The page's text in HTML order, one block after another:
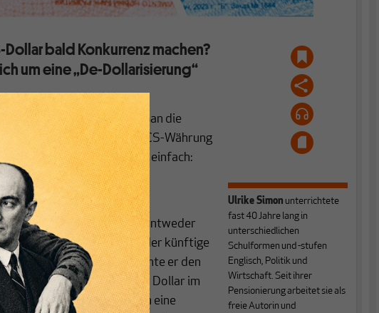
bald Konkurrenz machen?
um eine „De-Dollarisierung“
Oktober beim Gipfel in Kasan die
ob es bald eine BRICS-Währung
die kurze Antwort ist einfach:
nie.
Ablösung des Dollars als
Thema und wird entweder
Selbst der künftige
zu machen. Auf Xdrohte er den
sollten sie versuchen, den Dollar im
von diesen Staaten eine
Ulrike Simon unterrichtete
fast 40 Jahre lang in
unterschiedlichen
Schulformen und -stufen
Englisch, Politik und
Wirtschaft. Seit ihrer
Pensionierung arbeitet sie als
freie Autorin und